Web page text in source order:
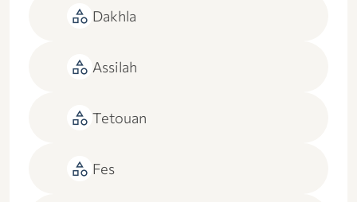
category Dakhla
category Assilah
category Tetouan
category Fes